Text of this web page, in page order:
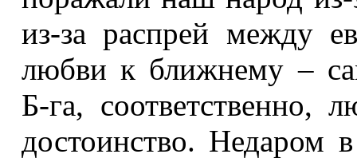
из-за распрей между
любви к ближнему –
Б‑га, соответственно,
достоинство. Недаром